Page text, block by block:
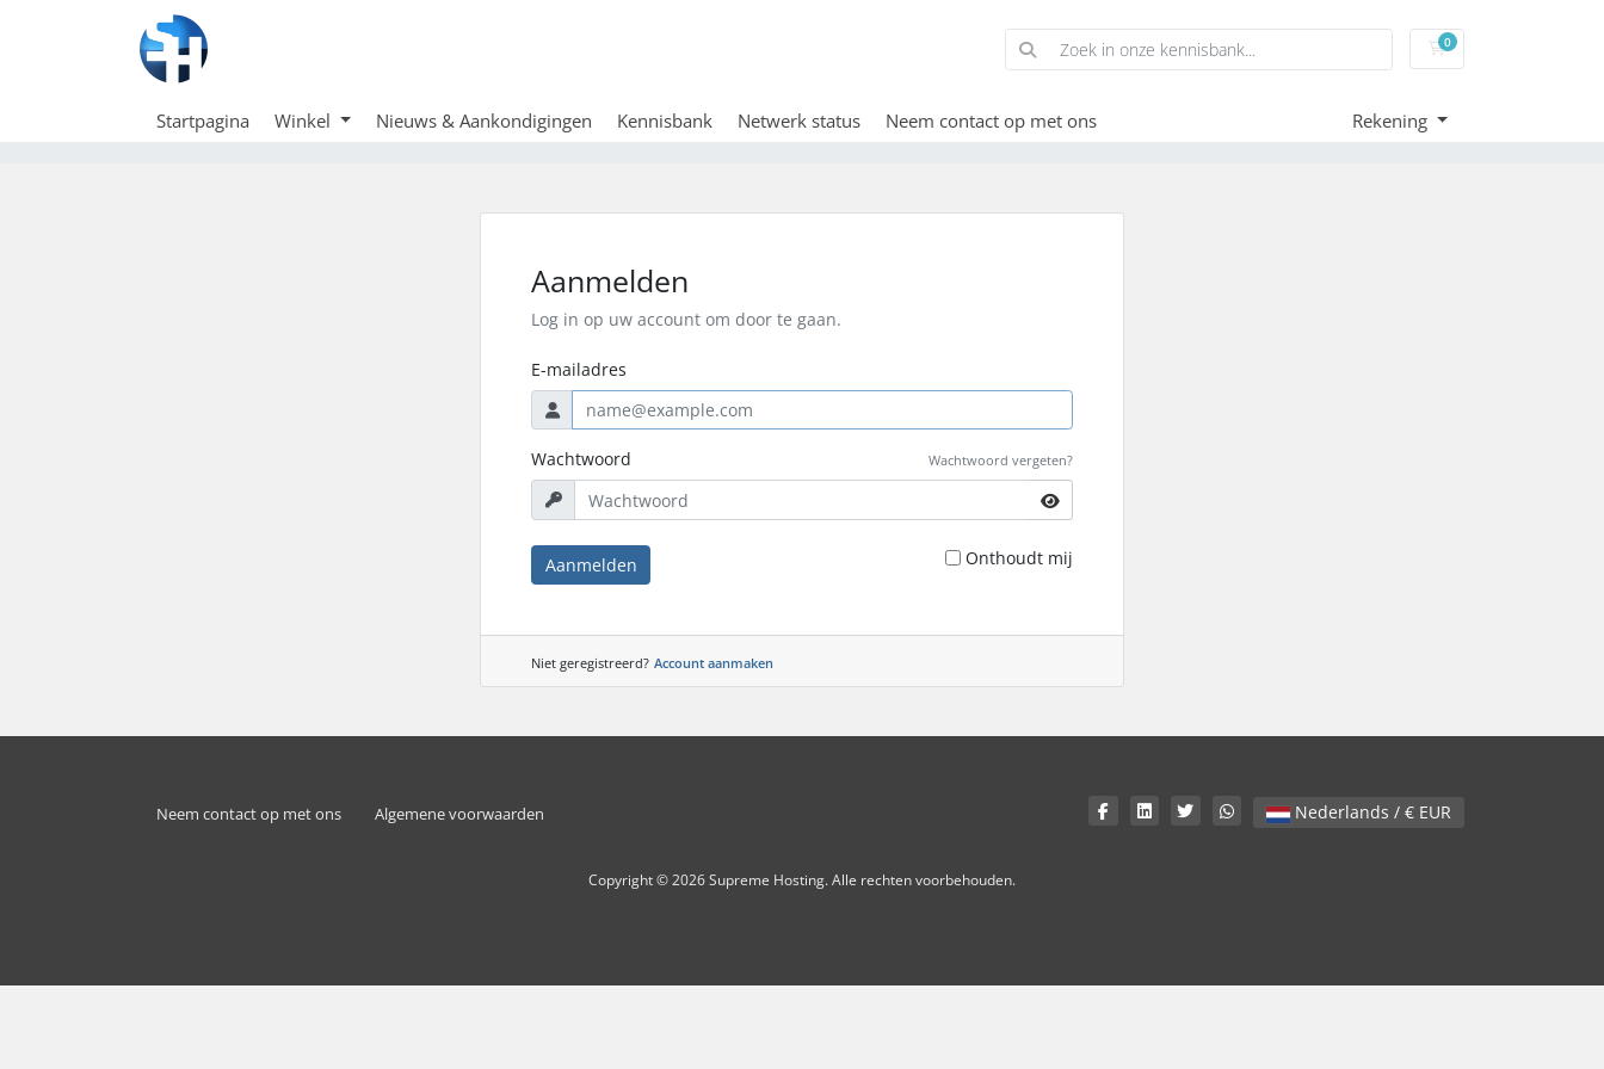
0Winkelwagen
Startpagina Winkel Nieuws & Aankondigingen Kennisbank Netwerk status Neem contact op met ons Rekening
Aanmelden
Log in op uw account om door te gaan.
E-mailadres
Wachtwoord Wachtwoord vergeten?
Aanmelden Onthoudt mij
Niet geregistreerd? Account aanmaken
Nederlands / € EUR
Neem contact op met ons Algemene voorwaarden
Copyright © 2026 Supreme Hosting. Alle rechten voorbehouden.